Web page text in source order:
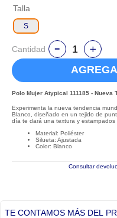
Talla
S
Cantidad
Polo Mujer Atypical 111185 - Nueva
Experimenta la nueva tendencia
Blanco, diseñado en un tejido de
día te dará una textura y estampados
Material: Poliéster
Silueta: Ajustada
Color: Blanco
Consultar
TE CONTAMOS MÁS DEL